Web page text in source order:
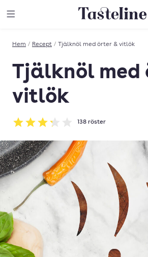
Till Tastelines
Hem / Recept / Tjälknöl med örter & vitlök
Tjälknöl med
vitlök
Betyg: 3.26 av 5
138 röster